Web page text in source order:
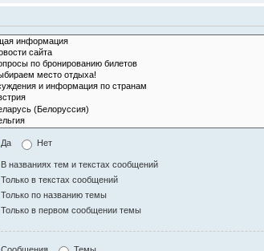
Да Нет
В названиях тем и текстах сообщений
Только в текстах сообщений
Только по названию темы
Только в первом сообщении темы